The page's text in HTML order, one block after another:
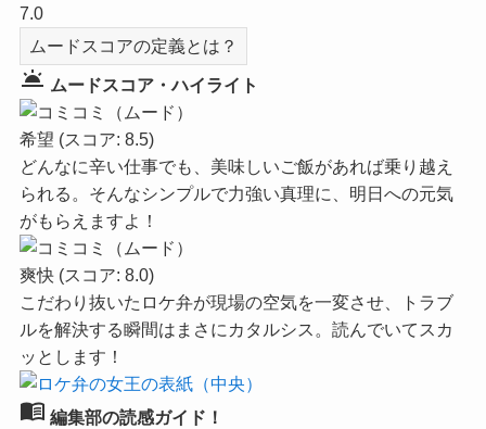
7.0
ムードスコアの定義とは？
wb_twilight ムードスコア・ハイライト
希望 (スコア: 8.5)
どんなに辛い仕事でも、美味しいご飯があれば乗り越え
られる。そんなシンプルで力強い真理に、明日への元気
がもらえますよ！
爽快 (スコア: 8.0)
こだわり抜いたロケ弁が現場の空気を一変させ、トラブ
ルを解決する瞬間はまさにカタルシス。読んでいてスカ
ッとします！
menu_book 編集部の読感ガイド！